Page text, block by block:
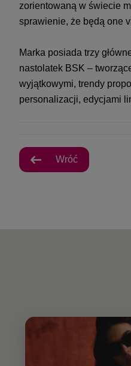
zorientowaną w świecie
sprawienie, że będą one
Marka posiada trzy
nastolatek BSK –
wyjątkowymi, trendy
personalizacji, edycjami
Wróć